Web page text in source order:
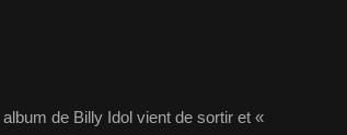
de Billy Idol vient de sortir et «